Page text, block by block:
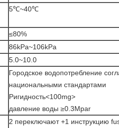
5℃~40℃
≤80%
86kPa~106kPa
5.0~10.0
Городское водопотребление
национальными стандартами
Ригидность<100mg>
давление воды ≥0.3Mpar
2 переключают +1 инструкцию